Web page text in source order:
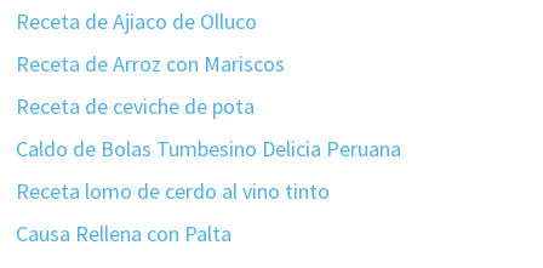
Receta de Ajiaco de Olluco
Receta de Arroz con Mariscos
Receta de ceviche de pota
Caldo de Bolas Tumbesino Delicia Peruana
Receta lomo de cerdo al vino tinto
Causa Rellena con Palta